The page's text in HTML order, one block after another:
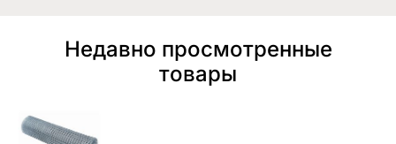
Недавно просмотренные
товары